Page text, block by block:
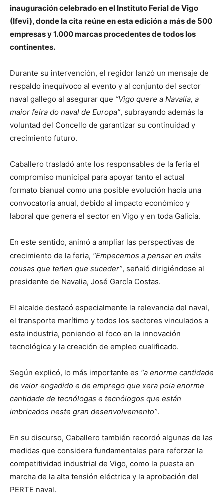
inauguración celebrado en el Instituto Ferial de Vigo
(Ifevi), donde la cita reúne en esta edición a más de 500
empresas y 1.000 marcas procedentes de todos los
continentes.
Durante su intervención, el regidor lanzó un mensaje de
respaldo inequívoco al evento y al conjunto del sector
naval gallego al asegurar que “Vigo quere a Navalia, a
maior feira do naval de Europa”, subrayando además la
voluntad del Concello de garantizar su continuidad y
crecimiento futuro.
Caballero trasladó ante los responsables de la feria el
compromiso municipal para apoyar tanto el actual
formato bianual como una posible evolución hacia una
convocatoria anual, debido al impacto económico y
laboral que genera el sector en Vigo y en toda Galicia.
En este sentido, animó a ampliar las perspectivas de
crecimiento de la feria, “Empecemos a pensar en máis
cousas que teñen que suceder”, señaló dirigiéndose al
presidente de Navalia, José García Costas.
El alcalde destacó especialmente la relevancia del naval,
el transporte marítimo y todos los sectores vinculados a
esta industria, poniendo el foco en la innovación
tecnológica y la creación de empleo cualificado.
Según explicó, lo más importante es “a enorme cantidade
de valor engadido e de emprego que xera pola enorme
cantidade de tecnólogas e tecnólogos que están
imbricados neste gran desenvolvemento”.
En su discurso, Caballero también recordó algunas de las
medidas que considera fundamentales para reforzar la
competitividad industrial de Vigo, como la puesta en
marcha de la alta tensión eléctrica y la aprobación del
PERTE naval.